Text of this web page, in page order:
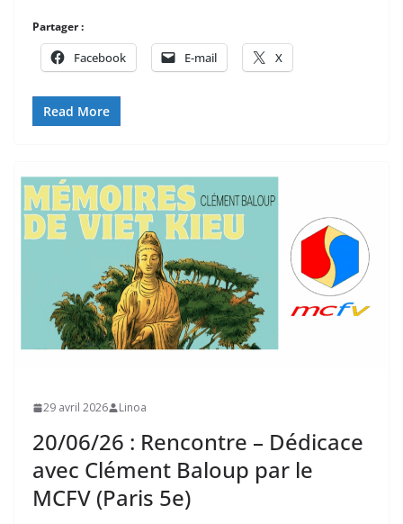
Partager :
Facebook E-mail X
Read More
29 avril 2026 Linoa
20/06/26 : Rencontre – Dédicace
avec Clément Baloup par le
MCFV (Paris 5e)